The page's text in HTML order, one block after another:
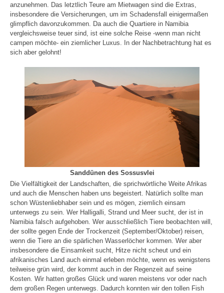
anzunehmen. Das letztlich Teure am Mietwagen sind die Extras,
insbesondere die Versicherungen, um im Schadensfall einigermaßen
glimpflich davonzukommen. Da auch die Quartiere in Namibia
vergleichsweise teuer sind, ist eine solche Reise -wenn man nicht
campen möchte- ein ziemlicher Luxus. In der Nachbetrachtung hat es
sich aber gelohnt!
Sanddünen des Sossusvlei
Die Vielfältigkeit der Landschaften, die sprichwörtliche Weite Afrikas
und auch die Menschen haben uns begeistert. Natürlich sollte man
schon Wüstenliebhaber sein und es mögen, ziemlich einsam
unterwegs zu sein. Wer Halligalli, Strand und Meer sucht, der ist in
Namibia falsch aufgehoben. Wer ausschließlich Tiere beobachten will,
der sollte gegen Ende der Trockenzeit (September/Oktober) reisen,
wenn die Tiere an die spärlichen Wasserlöcher kommen. Wer aber
insbesondere die Einsamkeit sucht, Hitze nicht scheut und ein
afrikanisches Land auch einmal erleben möchte, wenn es wenigstens
teilweise grün wird, der kommt auch in der Regenzeit auf seine
Kosten. Wir hatten großes Glück und waren meistens vor oder nach
dem großen Regen unterwegs. Dadurch konnten wir den tollen Fish